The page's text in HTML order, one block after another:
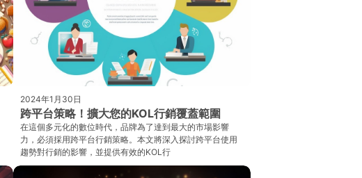
2024年1月30日
跨平台策略！擴大您的KOL行銷覆蓋範圍
在這個多元化的數位時代，品牌為了達到最大的市場影響
力，必須採用跨平台行銷策略。本文將深入探討跨平台使用
趨勢對行銷的影響，並提供有效的KOL行